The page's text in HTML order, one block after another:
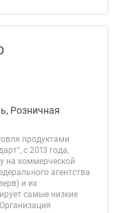
Розничная
продуктами
с 2013 года,
на коммерческой
агентства
и их
самые низкие